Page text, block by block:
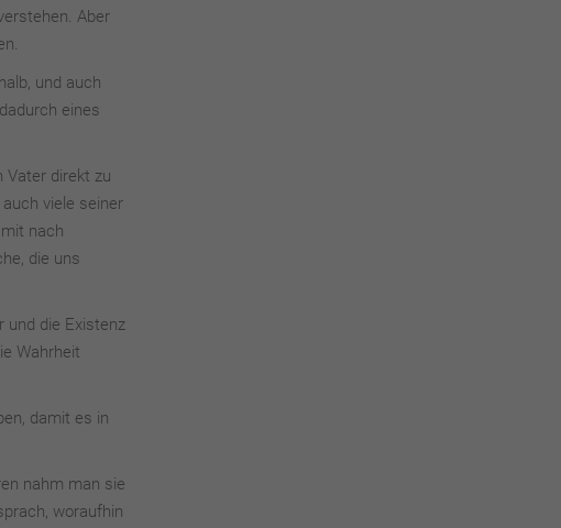
Aber
und auch
eines
Vater direkt zu
viele seiner
nach
die uns
und die Existenz
Wahrheit
damit es in
nahm man sie
woraufhin